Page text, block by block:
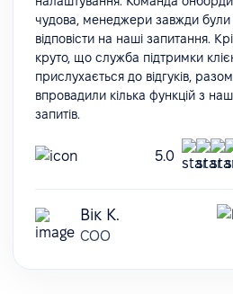
чудова, менеджери завжди були
відповісти на наші запитання.
круто, що служба підтримки
прислухається до відгуків,
впровадили кілька функцій з
запитів.
5.0
Вік К.
COO